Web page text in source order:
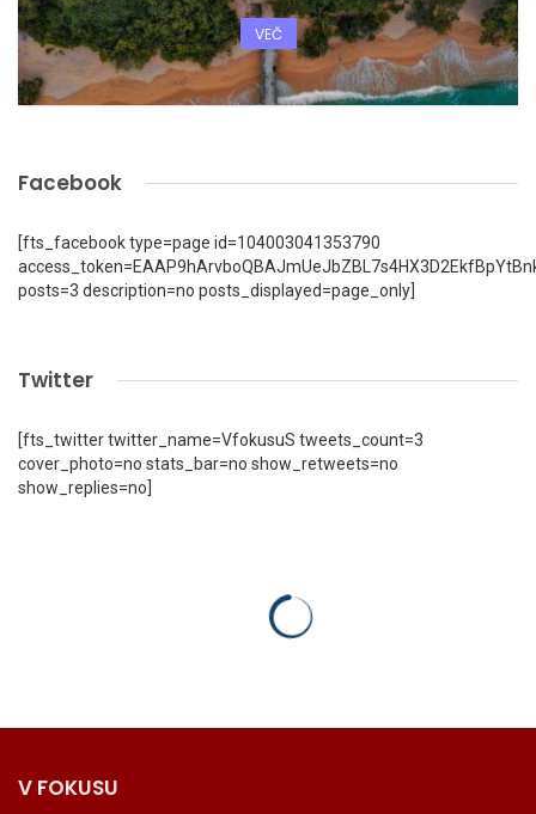
VEČ
Facebook
[fts_facebook type=page id=104003041353790
posts=3 description=no posts_displayed=page_only]
Twitter
[fts_twitter twitter_name=VfokusuS tweets_count=3
cover_photo=no stats_bar=no show_retweets=no
show_replies=no]
V FOKUSU